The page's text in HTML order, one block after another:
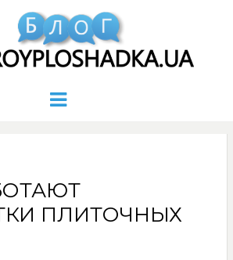
Menu
ПЛИТОЧНЫХ